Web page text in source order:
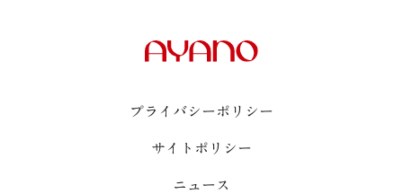
プライバシーポリシー
サイトポリシー
ニュース